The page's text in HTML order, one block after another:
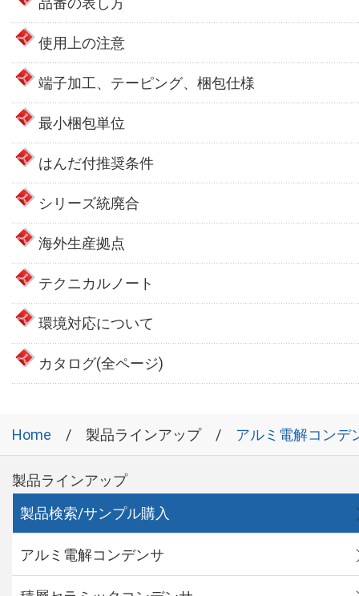
使用上の注意
端子加工、テーピング、梱包仕様
最小梱包単位
はんだ付推奨条件
シリーズ統廃合
海外生産拠点
テクニカルノート
環境対応について
カタログ(全ページ)
Home 製品ラインアップ アルミ電解コンデ
製品ラインアップ
製品検索/サンプル購入
アルミ電解コンデンサ